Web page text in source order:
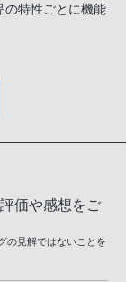
の特性ごとに機能
価や感想をご
の見解ではないことを